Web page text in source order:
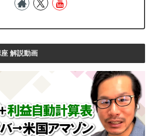
解説動画